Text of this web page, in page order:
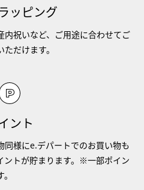
ッピング
内祝いなど、ご用途に合わせてご
だけます。
ント
様にe.デパートでのお買い物も
ントが貯まります。※一部ポイン